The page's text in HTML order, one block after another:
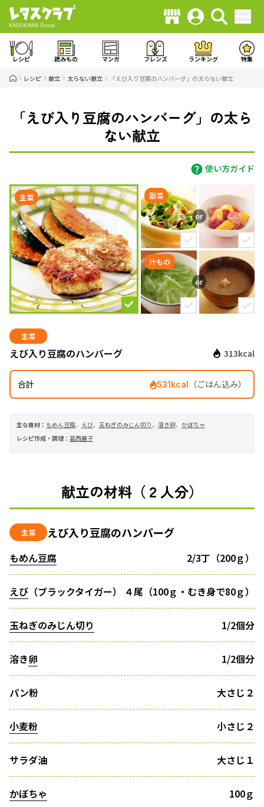
レシピ 読みもの マンガ フレンズ ランキング 特集
レシピ 献立 太らない献立 「えび入り豆腐のハンバーグ」の太らない献立
「えび入り豆腐のハンバーグ」の太ら
ない献立
使い方ガイド
主菜 副菜
汁もの
主菜
えび入り豆腐のハンバーグ 313kcal
合計 531kcal （ごはん込み）
主な食材： もめん豆腐、 えび、 玉ねぎのみじん切り、 溶き卵、 かぼちゃ
レシピ作成・調理： 葛西麗子
献立の材料（２人分）
主菜 えび入り豆腐のハンバーグ
もめん豆腐 2/3丁（200ｇ）
えび （ブラックタイガー） ４尾（100ｇ・むき身で80ｇ）
玉ねぎのみじん切り 1/2個分
溶き卵 1/2個分
パン粉 大さじ２
小麦粉 小さじ２
サラダ油 大さじ１
かぼちゃ 100ｇ